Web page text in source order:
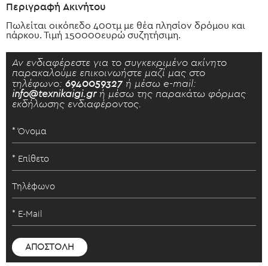
Περιγραφή Ακινήτου
Πωλείται οικόπεδο 400τμ με θέα πλησίον δρόμου και
πάρκου. Τιμή 150000ευρώ συζητήσιμη.
Αν ενδιαφέρεστε για το συγκεκριμένο ακίνητο
παρακαλούμε επικοινωήστε μαζί μας στο
τηλέφωνο: 6940059327 ή μέσω e-mail:
info@texnikaigi.grή μέσω της παρακάτω φόρμας
εκδήλωσης ενδιαφέροντος.